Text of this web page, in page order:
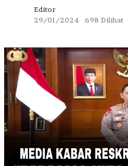
Editor
29/01/2024
698 Dilihat